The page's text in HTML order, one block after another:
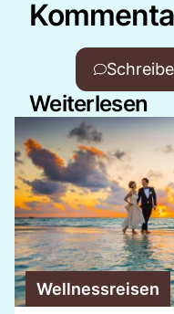
Weiterlesen
Wellnessreisen